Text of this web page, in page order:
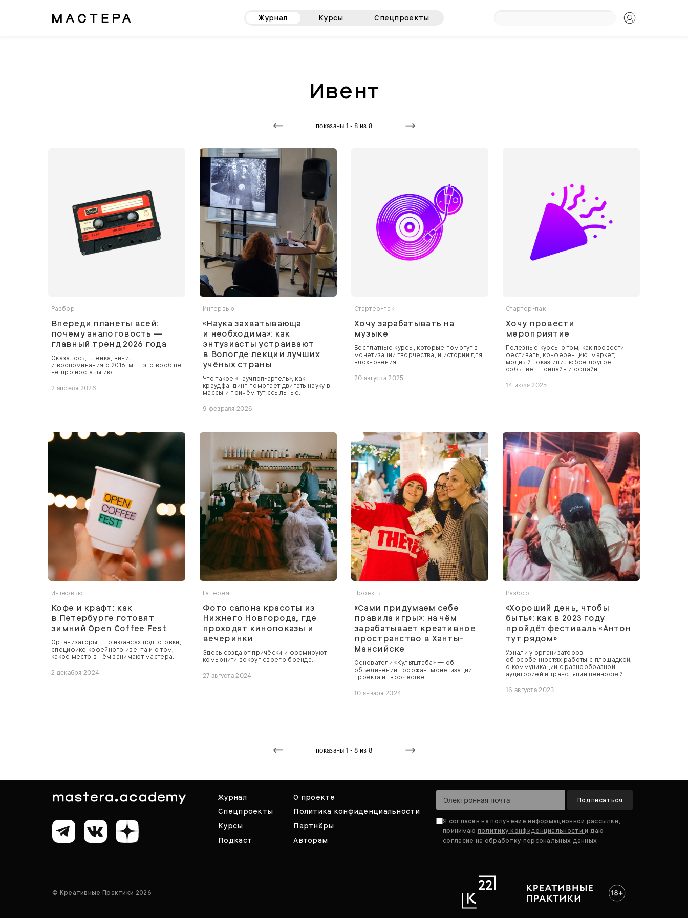
Журнал Курсы Спецпроекты
Ивент
показаны 1 - 8 из 8
Разбор
Впереди планеты всей:
почему аналоговость —
главный тренд 2026 года
Оказалось, плёнка, винил
и воспоминания о 2016-м — это вообще
не про ностальгию.
2 апреля 2026
Интервью
«Наука захватывающа
и необходима»: как
энтузиасты устраивают
в Вологде лекции лучших
учёных страны
Что такое «научпоп-артель», как
краудфандинг помогает двигать науку в
массы и причём тут ссыльные.
9 февраля 2026
Стартер-пак
Хочу зарабатывать на
музыке
Бесплатные курсы, которые помогут в
монетизации творчества, и истории для
вдохновения.
20 августа 2025
Стартер-пак
Хочу провести
мероприятие
Полезные курсы о том, как провести
фестиваль, конференцию, маркет,
модный показ или любое другое
событие — онлайн и офлайн.
14 июля 2025
Интервью
Кофе и крафт: как
в Петербурге готовят
зимний Open Coffee Fest
Организаторы — о нюансах подготовки,
специфике кофейного ивента и о том,
какое место в нём занимают мастера.
2 декабря 2024
Галерея
Фото салона красоты из
Нижнего Новгорода, где
проходят кинопоказы и
вечеринки
Здесь создают причёски и формируют
комьюнити вокруг своего бренда.
27 августа 2024
Проекты
«Сами придумаем себе
правила игры»: на чём
зарабатывает креативное
пространство в Ханты-
Мансийске
Основатели «Культштаба» — об
объединении горожан, монетизации
проекта и творчестве.
10 января 2024
Разбор
«Хороший день, чтобы
быть»: как в 2023 году
пройдёт фестиваль «Антон
тут рядом»
Узнали у организаторов
об особенностях работы с площадкой,
о коммуникации с разнообразной
аудиторией и трансляции ценностей.
16 августа 2023
показаны 1 - 8 из 8
Журнал
Спецпроекты
Курсы
Подкаст
О проекте
Политика конфиденциальности
Партнёры
Авторам
Подписаться
Я согласен на получение информационной рассылки,
принимаю политику конфиденциальностии даю
согласие на обработку персональных данных
© Креативные Практики 2026